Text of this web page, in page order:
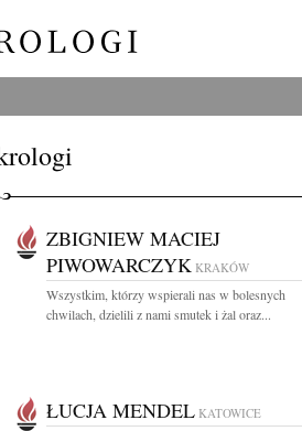
ZBIGNIEW MACIEJ
PIWOWARCZYK KRAKÓW
Wszystkim, którzy wspierali nas w bolesnych
chwilach, dzielili z nami smutek i żal oraz...
ŁUCJA MENDEL KATOWICE